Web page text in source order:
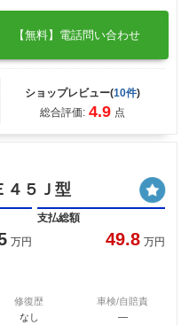
【無料】電話問い合わせ
ショップレビュー(10件)
総合評価: 4.9 点
５Ｊ型
万円
支払総額
49.8 万円
修復歴
なし
車検/自賠責
―